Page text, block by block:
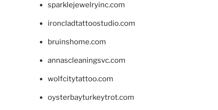
sparklejewelryinc.com
ironcladtattoostudio.com
bruinshome.com
annascleaningsvc.com
wolfcitytattoo.com
oysterbayturkeytrot.com